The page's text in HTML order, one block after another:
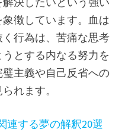
徴しています。血は
行為は、苦痛な思考
とする内なる努力を
主義や自己反省への
れます。
連する夢の解釈20選